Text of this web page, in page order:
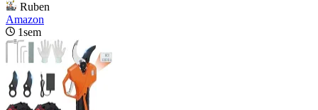
Ruben
Amazon
1sem